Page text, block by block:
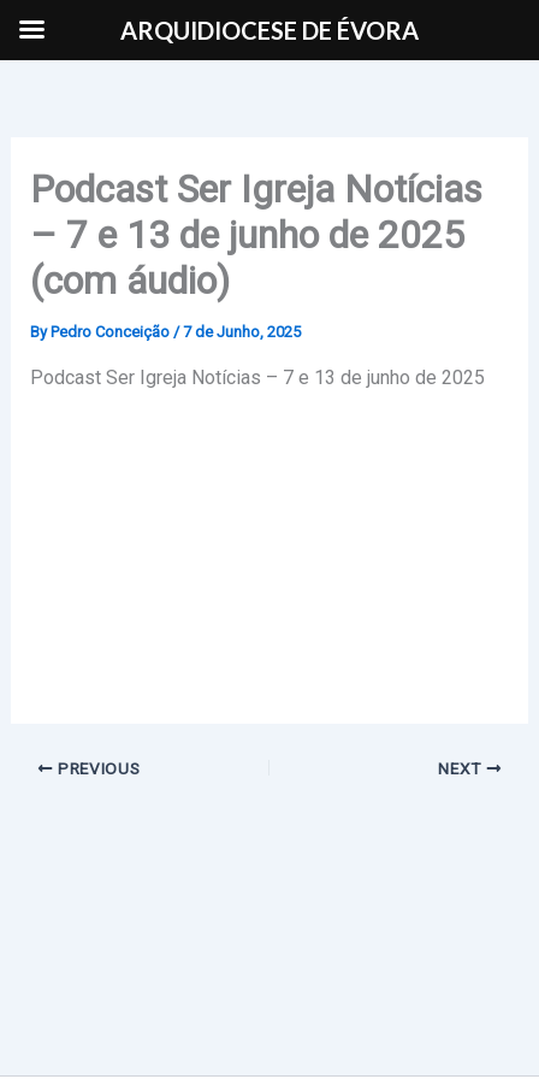
Podcast Ser Igreja Notícias
– 7 e 13 de junho de 2025
(com áudio)
By Pedro Conceição /7 de Junho, 2025
Podcast Ser Igreja Notícias – 7 e 13 de junho de 2025
PREVIOUS NEXT
ARQUIDIOCESE DE ÉVORA